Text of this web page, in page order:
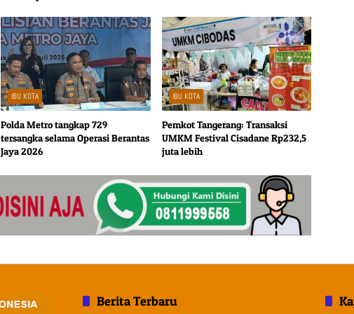
IBU KOTA
Polda Metro tangkap 729
tersangka selama Operasi Berantas
Jaya 2026
IBU KOTA
Pemkot Tangerang: Transaksi
UMKM Festival Cisadane Rp232,5
juta lebih
Berita Terbaru